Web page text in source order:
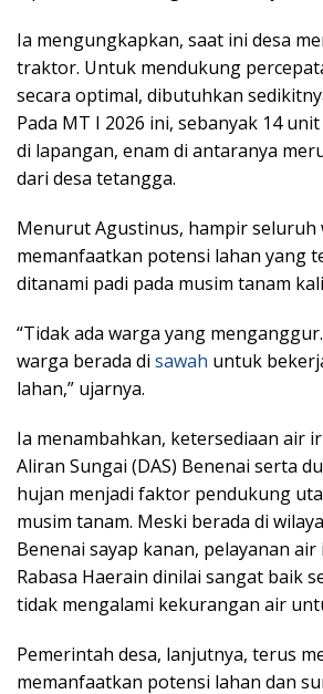
Ia mengungkapkan, saat ini desa
traktor. Untuk mendukung
secara optimal, dibutuhkan
Pada MT I 2026 ini, sebanyak 14
di lapangan, enam di antaranya
dari desa tetangga.
Menurut Agustinus, hampir seluruh
memanfaatkan potensi lahan yang
ditanami padi pada musim tanam
“Tidak ada warga yang
warga berada di sawah untuk
lahan,” ujarnya.
Ia menambahkan, ketersediaan air
Aliran Sungai (DAS) Benenai serta
hujan menjadi faktor pendukung
musim tanam. Meski berada di
Benenai sayap kanan, pelayanan air
Rabasa Haerain dinilai sangat baik
tidak mengalami kekurangan air
Pemerintah desa, lanjutnya, terus
memanfaatkan potensi lahan dan